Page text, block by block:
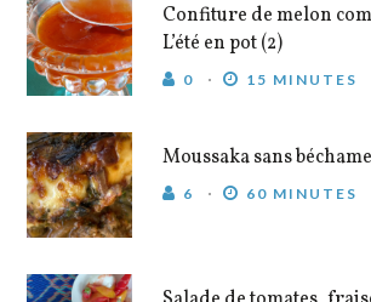
Confiture de melon
L’été en pot (2)
0 15 MINUTES
Moussaka sans
6 60 MINUTES